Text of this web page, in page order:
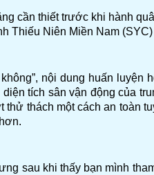
cần thiết trước khi hành
Thiếu Niên Miền Nam
nội dung huấn
tích sân vận động của
thách một cách an toàn
sau khi thấy bạn mình